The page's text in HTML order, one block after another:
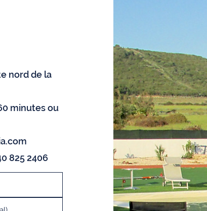
nord de la
minutes ou
825 2406